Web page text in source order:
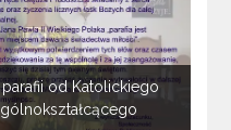
od Katolickiego